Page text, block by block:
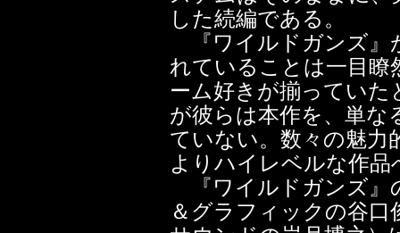
した続編である。
『ワイルドガンズ』
れていることは一目瞭
ーム好きが揃ってい
が彼らは本作を、単な
ていない。数々の魅力
よりハイレベルな作
『ワイルドガンズ』
＆グラフィックの谷